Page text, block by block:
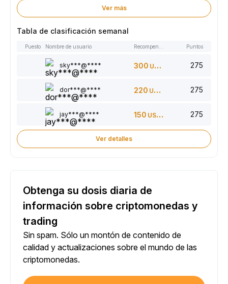
Ver más
Tabla de clasificación semanal
Puesto Nombre de usuario Puntos
sky***@**** 300 USDT 275
dor***@**** 220 USDT 275
jay***@**** 150 USDT 275
Ver detalles
Obtenga su dosis diaria de
información sobre criptomonedas y
trading
Sin spam. Sólo un montón de contenido de
calidad y actualizaciones sobre el mundo de las
criptomonedas.